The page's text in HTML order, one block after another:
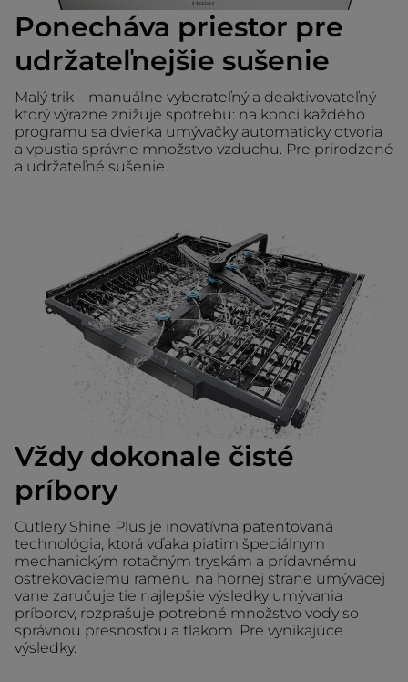
Ponecháva priestor pre
udržateľnejšie sušenie
Malý trik – manuálne vyberateľný a deaktivovateľný –
ktorý výrazne znižuje spotrebu: na konci každého
programu sa dvierka umývačky automaticky otvoria
a vpustia správne množstvo vzduchu. Pre prirodzené
a udržateľné sušenie.
Vždy dokonale čisté
príbory
Cutlery Shine Plus je inovatívna patentovaná
technológia, ktorá vďaka piatim špeciálnym
mechanickým rotačným tryskám a prídavnému
ostrekovaciemu ramenu na hornej strane umývacej
vane zaručuje tie najlepšie výsledky umývania
príborov, rozprašuje potrebné množstvo vody so
správnou presnosťou a tlakom. Pre vynikajúce
výsledky.